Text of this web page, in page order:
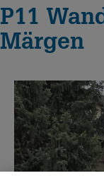
P11
Märgen